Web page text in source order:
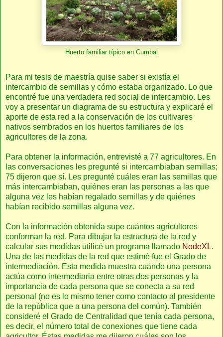
Huerto familiar típico en Cumbal
Para mi tesis de maestría quise saber si existía el
intercambio de semillas y cómo estaba organizado. Lo que
encontré fue una verdadera red social de intercambio. Les
voy a presentar un diagrama de su estructura y explicaré el
aporte de esta red a la conservación de los cultivares
nativos sembrados en los huertos familiares de los
agricultores de la zona.
Para obtener la información, entrevisté a 77 agricultores. En
las conversaciones les pregunté si intercambiaban semillas;
75 dijeron que sí. Les pregunté cuáles eran las semillas que
más intercambiaban, quiénes eran las personas a las que
alguna vez les habían regalado semillas y de quiénes
habían recibido semillas alguna vez.
Con la información obtenida supe cuántos agricultores
conforman la red. Para dibujar la estructura de la red y
calcular sus medidas utilicé un programa llamado NodeXL.
Una de las medidas de la red que estimé fue el Grado de
intermediación. Esta medida muestra cuándo una persona
actúa como intermediaria entre otras dos personas y la
importancia de cada persona que se conecta a su red
personal (no es lo mismo tener como contacto al presidente
de la república que a una persona del común). También
consideré el Grado de Centralidad que tenía cada persona,
es decir, el número total de conexiones que tiene cada